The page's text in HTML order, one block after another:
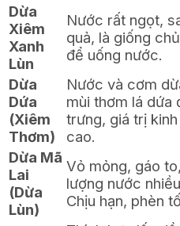
Dừa
Xiêm
Xanh
Lùn
Nước rất ngọt,
quả, là giống
để uống nước.
Dừa
Dứa
(Xiêm
Thơm)
Nước và cơm
mùi thơm lá dứa
trưng, giá trị
cao.
Dừa Mã
Lai
(Dừa
Lùn)
Vỏ mỏng, gáo to,
lượng nước
Chịu hạn, phèn